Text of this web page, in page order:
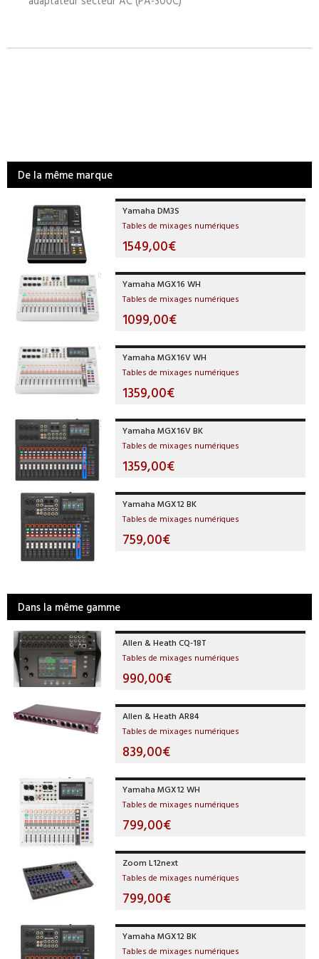
De la même marque
Yamaha DM3S
Tables de mixages numériques
1549,00€
Yamaha MGX16 WH
Tables de mixages numériques
1099,00€
Yamaha MGX16V WH
Tables de mixages numériques
1359,00€
Yamaha MGX16V BK
Tables de mixages numériques
1359,00€
Yamaha MGX12 BK
Tables de mixages numériques
759,00€
Dans la même gamme
Allen & Heath CQ-18T
Tables de mixages numériques
990,00€
Allen & Heath AR84
Tables de mixages numériques
839,00€
Yamaha MGX12 WH
Tables de mixages numériques
799,00€
Zoom L12next
Tables de mixages numériques
799,00€
Yamaha MGX12 BK
Tables de mixages numériques